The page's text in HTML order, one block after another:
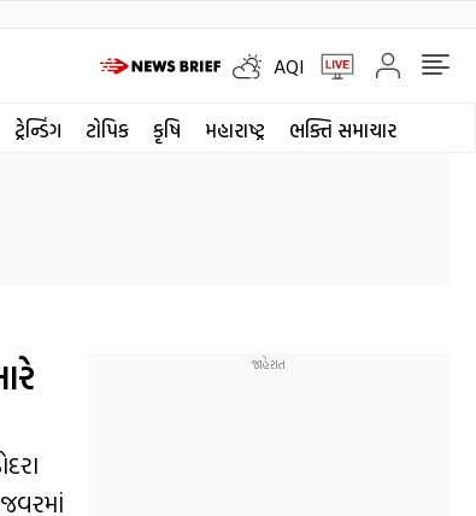
AQI
ટ્રેન્ડિંગ ટોપિક કૃષિ મહારાષ્ટ્ર ભક્તિ સમાચાર